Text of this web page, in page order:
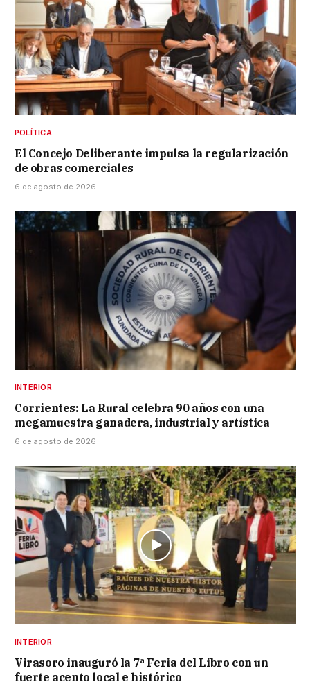
POLÍTICA
El Concejo Deliberante impulsa la regularización
de obras comerciales
6 de agosto de 2026
INTERIOR
Corrientes: La Rural celebra 90 años con una
megamuestra ganadera, industrial y artística
6 de agosto de 2026
INTERIOR
Virasoro inauguró la 7ª Feria del Libro con un
fuerte acento local e histórico